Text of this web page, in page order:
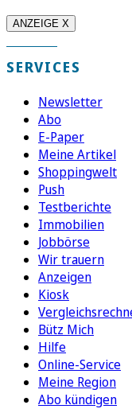
ANZEIGE X
SERVICES
Newsletter
Abo
E-Paper
Meine Artikel
Shoppingwelt
Push
Testberichte
Immobilien
Jobbörse
Wir trauern
Anzeigen
Kiosk
Bütz Mich
Hilfe
Online-Service
Meine Region
Abo kündigen